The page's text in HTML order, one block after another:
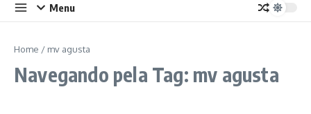
Menu
Home / mv agusta
Navegando pela Tag: mv agusta